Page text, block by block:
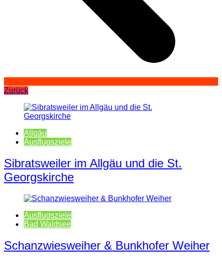
Zurück
Allgäu
Ausflugsziele
Sibratsweiler im Allgäu und die St.
Georgskirche
Ausflugsziele
Bad Waldsee
Schanzwiesweiher & Bunkhofer Weiher